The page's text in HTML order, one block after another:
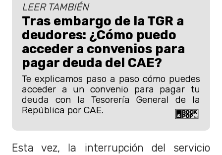
LEER TAMBIÉN
Tras embargo de la TGR a
deudores: ¿Cómo puedo
acceder a convenios para
pagar deuda del CAE?
Te explicamos paso a paso cómo puedes
acceder a un convenio para pagar tu
deuda con la Tesorería General de la
República por CAE.
Esta vez, la interrupción del servicio